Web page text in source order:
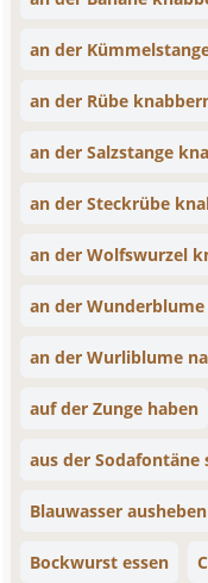
an der
an der Rübe
an der Salzstange
an der Steckrübe
an der Wolfswurzel
an der Wunderblume
an der Wurliblume
auf der Zunge haben
aus der Sodafontäne
Blauwasser ausheben
Bockwurst essen